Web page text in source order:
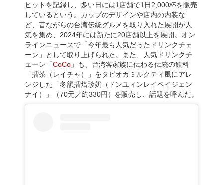
ヒットを記録し、多い日には1店舗で1日2,000杯を販売
しているという。カップのデザインや店内の内装な
ど、昔ながらの台湾伝統グルメを取り入れた展開が人
気を集め、2024年には新たに20店舗以上を展開。オン
ラインニュースで「今年最も人気だったドリンクチェ
ーン」として取り上げられた。また、人気ドリンクチ
ェーン「CoCo 」も、台湾客家族に伝わる伝統の飲料
「擂茶（レイチャ）」をタピオカミルクティ風にアレ
ンジした「冬韻擂焙珍奶（ドンユィンレイベイジェン
ナイ）」（70元／約330円）を販売し、話題を呼んだ。